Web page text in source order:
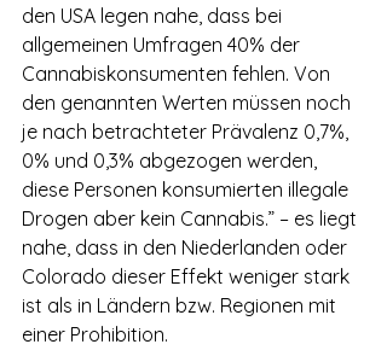
den USA legen nahe, dass bei
allgemeinen Umfragen 40% der
Cannabiskonsumenten fehlen. Von
den genannten Werten müssen noch
je nach betrachteter Prävalenz 0,7%,
0% und 0,3% abgezogen werden,
diese Personen konsumierten illegale
Drogen aber kein Cannabis.” – es liegt
nahe, dass in den Niederlanden oder
Colorado dieser Effekt weniger stark
ist als in Ländern bzw. Regionen mit
einer Prohibition.